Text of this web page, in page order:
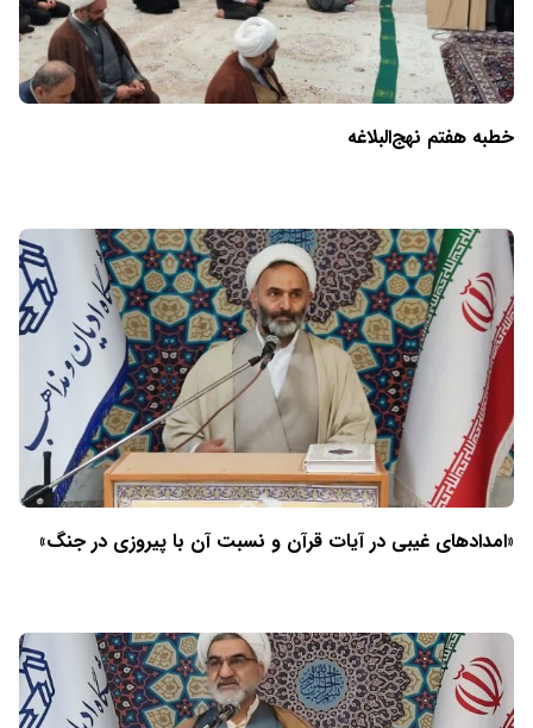
خطبه هفتم نهج‌البلاغه
«امدادهای غیبی در آیات قرآن و نسبت آن با پیروزی در جنگ»